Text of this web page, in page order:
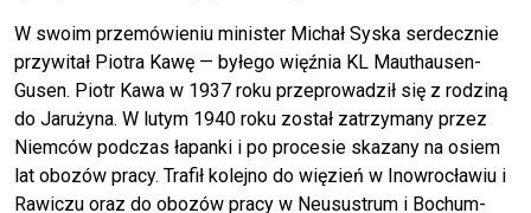
W swoim przemówieniu minister Michał Syska serdecznie
przywitał Piotra Kawę — byłego więźnia KL Mauthausen-
Gusen. Piotr Kawa w 1937 roku przeprowadził się z rodziną
do Jarużyna. W lutym 1940 roku został zatrzymany przez
Niemców podczas łapanki i po procesie skazany na osiem
lat obozów pracy. Trafił kolejno do więzień w Inowrocławiu i
Rawiczu oraz do obozów pracy w Neusustrum i Bochum-